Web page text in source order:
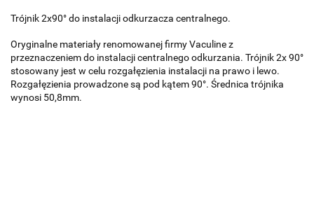
Trójnik 2x90° do instalacji odkurzacza centralnego.
Oryginalne materiały renomowanej firmy Vaculine z
przeznaczeniem do instalacji centralnego odkurzania. Trójnik 2x 90°
stosowany jest w celu rozgałęzienia instalacji na prawo i lewo.
Rozgałęzienia prowadzone są pod kątem 90°. Średnica trójnika
wynosi 50,8mm.